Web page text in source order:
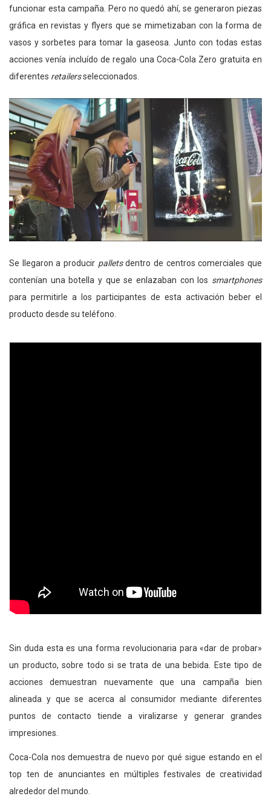
funcionar esta campaña. Pero no quedó ahí, se generaron piezas
gráfica en revistas y flyers que se mimetizaban con la forma de
vasos y sorbetes para tomar la gaseosa. Junto con todas estas
acciones venía incluído de regalo una Coca-Cola Zero gratuita en
diferentes retailersseleccionados.
Se llegaron a producir palletsdentro de centros comerciales que
contenían una botella y que se enlazaban con los smartphones
para permitirle a los participantes de esta activación beber el
producto desde su teléfono.
Sin duda esta es una forma revolucionaria para «dar de probar»
un producto, sobre todo si se trata de una bebida. Este tipo de
acciones demuestran nuevamente que una campaña bien
alineada y que se acerca al consumidor mediante diferentes
puntos de contacto tiende a viralizarse y generar grandes
impresiones.
Coca-Cola nos demuestra de nuevo por qué sigue estando en el
top ten de anunciantes en múltiples festivales de creatividad
alrededor del mundo.